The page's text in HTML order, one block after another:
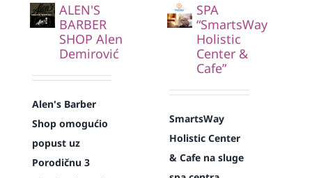
ALEN'S
BARBER
SHOP Alen
Demirović
Alen's Barber
Shop omogućio
popust uz
Porodičnu 3
SPA
“SmartsWay
Holistic
Center &
Cafe”
SmartsWay
Holistic Center
& Cafe na sluge